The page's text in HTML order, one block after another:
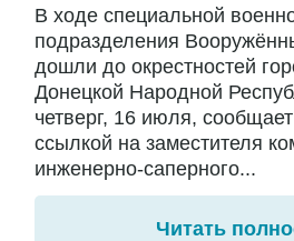
В ходе специальной
подразделения
дошли до окрестностей
Донецкой Народной
четверг, 16 июля,
ссылкой на заместителя
инженерно-саперного...
Читать